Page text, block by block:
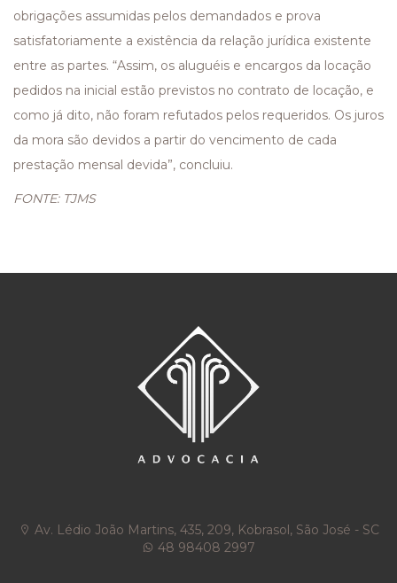
obrigações assumidas pelos demandados e prova
satisfatoriamente a existência da relação jurídica existente
entre as partes. “Assim, os aluguéis e encargos da locação
pedidos na inicial estão previstos no contrato de locação, e
como já dito, não foram refutados pelos requeridos. Os juros
da mora são devidos a partir do vencimento de cada
prestação mensal devida”, concluiu.
FONTE: TJMS
Av. Lédio João Martins, 435, 209, Kobrasol, São José - SC
48 98408 2997